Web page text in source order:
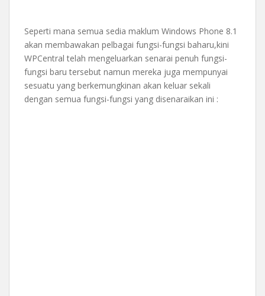
Seperti mana semua sedia maklum Windows Phone 8.1
akan membawakan pelbagai fungsi-fungsi baharu,kini
WPCentral telah mengeluarkan senarai penuh fungsi-
fungsi baru tersebut namun mereka juga mempunyai
sesuatu yang berkemungkinan akan keluar sekali
dengan semua fungsi-fungsi yang disenaraikan ini :